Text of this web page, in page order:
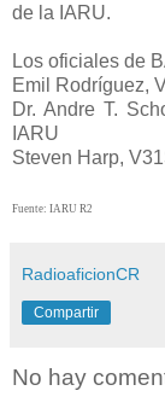
de la IARU.
Los oficiales de
Emil Rodríguez,
Dr. Andre T.
IARU
Steven Harp,
Fuente: IARU R2
RadioaficionCR
Compartir
No hay